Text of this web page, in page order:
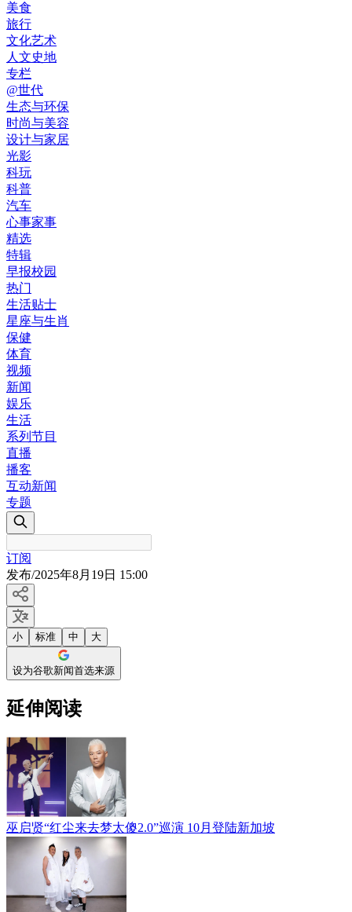
美食
旅行
文化艺术
人文史地
专栏
@世代
生态与环保
时尚与美容
设计与家居
光影
科玩
科普
汽车
心事家事
精选
特辑
早报校园
热门
生活贴士
星座与生肖
保健
体育
视频
新闻
娱乐
生活
系列节目
直播
播客
互动新闻
专题
订阅
发布/2025年8月19日 15:00
小 标准 中 大
设为谷歌新闻首选来源
延伸阅读
巫启贤“红尘来去梦太傻2.0”巡演 10月登陆新加坡